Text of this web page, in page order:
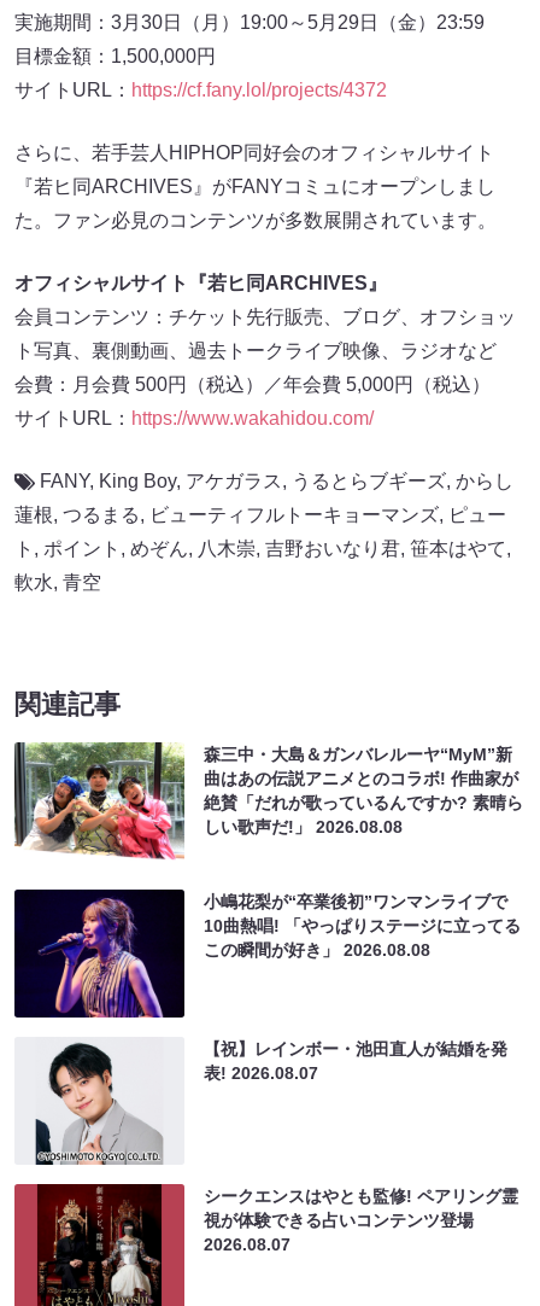
実施期間：3月30日（月）19:00～5月29日（金）23:59
目標金額：1,500,000円
サイトURL： https://cf.fany.lol/projects/4372
さらに、若手芸人HIPHOP同好会のオフィシャルサイト
『若ヒ同ARCHIVES』がFANYコミュにオープンしまし
た。ファン必見のコンテンツが多数展開されています。
オフィシャルサイト『若ヒ同ARCHIVES』
会員コンテンツ：チケット先行販売、ブログ、オフショッ
ト写真、裏側動画、過去トークライブ映像、ラジオなど
会費：月会費 500円（税込）／年会費 5,000円（税込）
サイトURL： https://www.wakahidou.com/
FANY, King Boy, アケガラス, うるとらブギーズ, からし
蓮根, つるまる, ビューティフルトーキョーマンズ, ピュー
ト , ポイント , めぞん, 八木崇, 吉野おいなり君, 笹本はやて,
軟水, 青空
関連記事
森三中・大島＆ガンバレルーヤ“MyM”新
曲はあの伝説アニメとのコラボ! 作曲家が
絶賛「だれが歌っているんですか? 素晴ら
しい歌声だ!」2026.08.08
小嶋花梨が“卒業後初”ワンマンライブで
10曲熱唱! 「やっぱりステージに立ってる
この瞬間が好き」2026.08.08
【祝】レインボー・池田直人が結婚を発
表!2026.08.07
シークエンスはやとも監修! ペアリング霊
視が体験できる占いコンテンツ登場
2026.08.07